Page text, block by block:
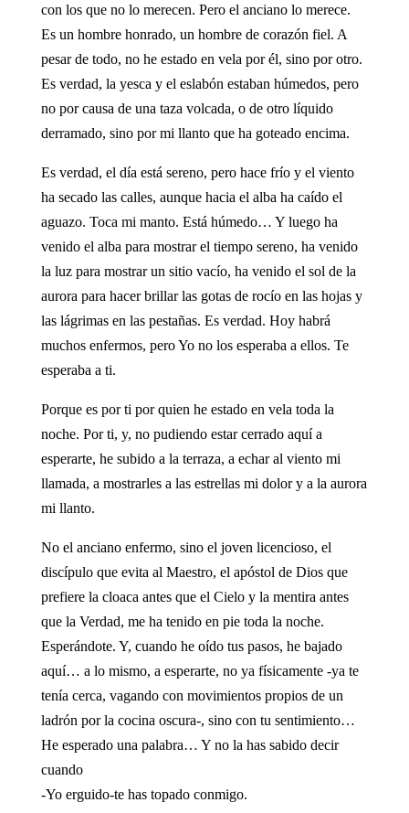
con los que no lo merecen. Pero el anciano lo merece.
Es un hombre honrado, un hombre de corazón fiel. A
pesar de todo, no he estado en vela por él, sino por otro.
Es verdad, la yesca y el eslabón estaban húmedos, pero
no por causa de una taza volcada, o de otro líquido
derramado, sino por mi llanto que ha goteado encima.
Es verdad, el día está sereno, pero hace frío y el viento
ha secado las calles, aunque hacia el alba ha caído el
aguazo. Toca mi manto. Está húmedo… Y luego ha
venido el alba para mostrar el tiempo sereno, ha venido
la luz para mostrar un sitio vacío, ha venido el sol de la
aurora para hacer brillar las gotas de rocío en las hojas y
las lágrimas en las pestañas. Es verdad. Hoy habrá
muchos enfermos, pero Yo no los esperaba a ellos. Te
esperaba a ti.
Porque es por ti por quien he estado en vela toda la
noche. Por ti, y, no pudiendo estar cerrado aquí a
esperarte, he subido a la terraza, a echar al viento mi
llamada, a mostrarles a las estrellas mi dolor y a la aurora
mi llanto.
No el anciano enfermo, sino el joven licencioso, el
discípulo que evita al Maestro, el apóstol de Dios que
prefiere la cloaca antes que el Cielo y la mentira antes
que la Verdad, me ha tenido en pie toda la noche.
Esperándote. Y, cuando he oído tus pasos, he bajado
aquí… a lo mismo, a esperarte, no ya físicamente -ya te
tenía cerca, vagando con movimientos propios de un
ladrón por la cocina oscura-, sino con tu sentimiento…
He esperado una palabra… Y no la has sabido decir
cuando
-Yo erguido-te has topado conmigo.